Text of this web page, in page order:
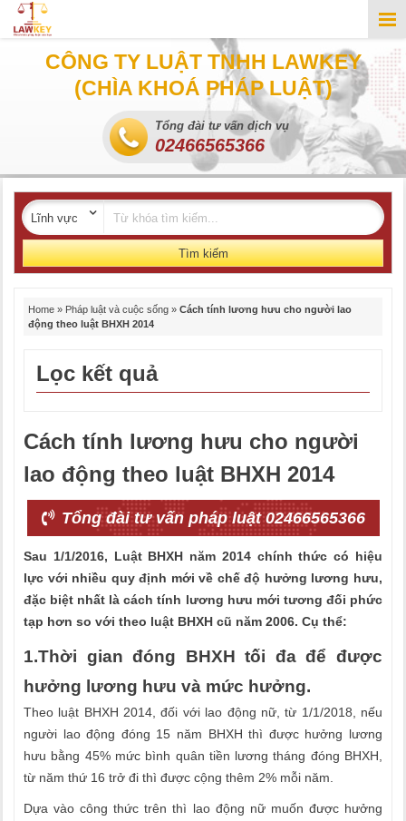
CÔNG TY LUẬT TNHH LAWKEY
(CHÌA KHOÁ PHÁP LUẬT)
Tổng đài tư vấn dịch vụ
02466565366
Tìm kiếm
Home » Pháp luật và cuộc sống » Cách tính lương hưu cho người lao
động theo luật BHXH 2014
Lọc kết quả
Cách tính lương hưu cho người
lao động theo luật BHXH 2014
Tổng đài tư vấn pháp luật 02466565366
Sau 1/1/2016, Luật BHXH năm 2014 chính thức có hiệu
lực với nhiều quy định mới về chế độ hưởng lương hưu,
đặc biệt nhất là cách tính lương hưu mới tương đối phức
tạp hơn so với theo luật BHXH cũ năm 2006. Cụ thể:
1.Thời gian đóng BHXH tối đa để được
hưởng lương hưu và mức hưởng.
Theo luật BHXH 2014, đối với lao động nữ, từ 1/1/2018, nếu
người lao động đóng 15 năm BHXH thì được hưởng lương
hưu bằng 45% mức bình quân tiền lương tháng đóng BHXH,
từ năm thứ 16 trở đi thì được cộng thêm 2% mỗi năm.
Dựa vào công thức trên thì lao động nữ muốn được hưởng